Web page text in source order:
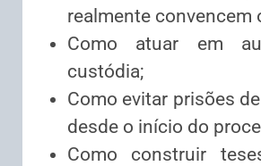
realmente convencem
Como atuar em
custódia;
Como evitar prisões
desde o início do
Como construir